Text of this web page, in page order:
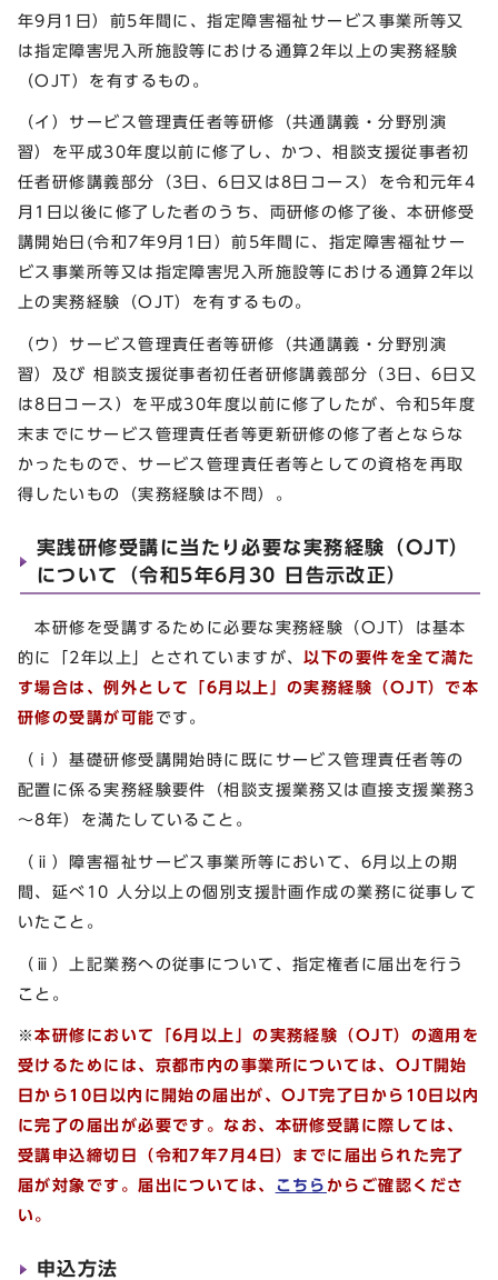
年9月1日）前5年間に、指定障害福祉サービス事業所等又
は指定障害児入所施設等における通算2年以上の実務経験
（OJT）を有するもの。
（イ）サービス管理責任者等研修（共通講義・分野別演
習）を平成30年度以前に修了し、かつ、相談支援従事者初
任者研修講義部分（3日、6日又は8日コース）を令和元年4
月1日以後に修了した者のうち、両研修の修了後、本研修受
講開始日(令和7年9月1日）前5年間に、指定障害福祉サー
ビス事業所等又は指定障害児入所施設等における通算2年以
上の実務経験（OJT）を有するもの。
（ウ）サービス管理責任者等研修（共通講義・分野別演
習）及び 相談支援従事者初任者研修講義部分（3日、6日又
は8日コース）を平成30年度以前に修了したが、令和5年度
末までにサービス管理責任者等更新研修の修了者とならな
かったもので、サービス管理責任者等としての資格を再取
得したいもの（実務経験は不問）。
実践研修受講に当たり必要な実務経験（OJT）
について（令和5年6月30 日告示改正）
本研修を受講するために必要な実務経験（OJT）は基本
的に「2年以上」とされていますが、以下の要件を全て満た
す場合は、例外として「6月以上」の実務経験（OJT）で本
研修の受講が可能 です。
（ⅰ）基礎研修受講開始時に既にサービス管理責任者等の
配置に係る実務経験要件（相談支援業務又は直接支援業務3
～8年）を満たしていること。
（ⅱ）障害福祉サービス事業所等において、6月以上の期
間、延べ10 人分以上の個別支援計画作成の業務に従事して
いたこと。
（ⅲ）上記業務への従事について、指定権者に届出を行う
こと。
※本研修において「6月以上」の実務経験（OJT）の適用を
受けるためには、京都市内の事業所については、OJT開始
日から10日以内に開始の届出が、OJT完了日から10日以内
に完了の届出が必要です。なお、本研修受講に際しては、
受講申込締切日（令和7年7月4日）までに届出られた完了
届が対象です。届出については、 こちら からご確認くださ
い。
申込方法